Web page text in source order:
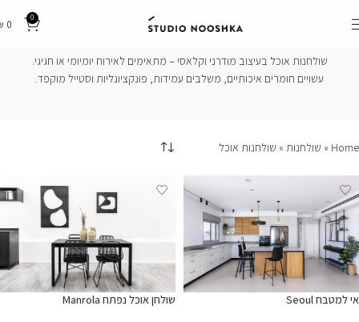
0
0
שולחנות אוכל בעיצוב מודרני וקלאסי – מתאימיםלאירוח יומיומי או חגיגי.
עשויים חומרים איכותיים, משלבים עמידות, פונקציונליות וסטייל מוקפד.
Home
» שולחנות » שולחנות אוכל
אי למטבח Seoul שולחן אוכל נפתח Manrola